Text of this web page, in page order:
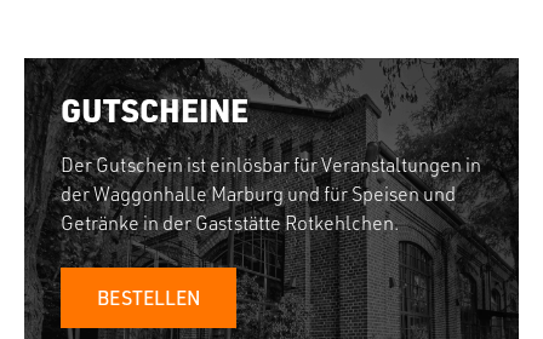
GUTSCHEINE
Der Gutschein ist einlösbar für Veranstaltungen in
der Waggonhalle Marburg und für Speisen und
Getränke in der Gaststätte Rotkehlchen.
BESTELLEN